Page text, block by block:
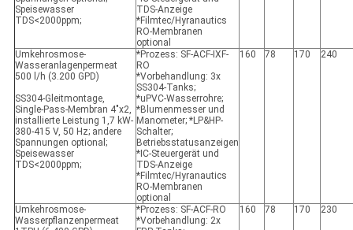
Speisewasser
TDS<2000ppm;
TDS-Anzeige
*Filmtec/Hyranautics
RO-Membranen
optional
Umkehrosmose-
Wasseranlagenpermeat
500 l/h (3.200 GPD)
SS304-Gleitmontage,
Single-Pass-Membran 4"x2,
installierte Leistung 1,7 kW-
380-415 V, 50 Hz; andere
Spannungen optional;
Speisewasser
TDS<2000ppm;
*Prozess: SF-ACF-IXF-
RO
*Vorbehandlung: 3x
SS304-Tanks;
*uPVC-Wasserrohre;
*Blumenmesser und
Manometer; *LP&HP-
Schalter;
Betriebsstatusanzeigen
*IC-Steuergerät und
TDS-Anzeige
*Filmtec/Hyranautics
RO-Membranen
optional
160 78 170 240
Umkehrosmose-
Wasserpflanzenpermeat
*Prozess: SF-ACF-RO
*Vorbehandlung: 2x
160 78 170 230